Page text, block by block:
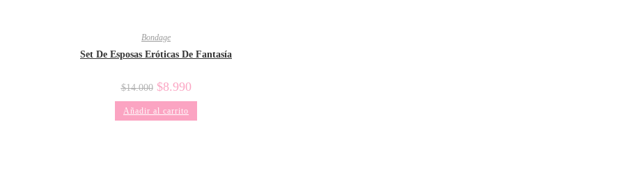
Bondage
Set De Esposas Eróticas De Fantasía
$14.000 El
precio
original
era:
$8.990El
precio
es:
Añadir al carrito